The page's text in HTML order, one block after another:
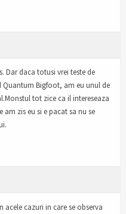
Dar daca totusi vrei teste de
Quantum Bigfoot, am eu unul de
tot zice ca il intereseaza
am zis eu si e pacat sa nu se
acele cazuri in care se observa